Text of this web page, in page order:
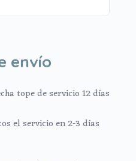
envío
tope de servicio 12 días
el servicio en 2-3 días